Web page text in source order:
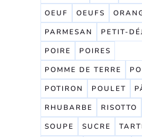
OEUF
OEUFS
PARMESAN
PETIT-
POIRE
POIRES
POMME DE TERRE
POTIRON
POULET
RHUBARBE
RISOTTO
SOUPE
SUCRE